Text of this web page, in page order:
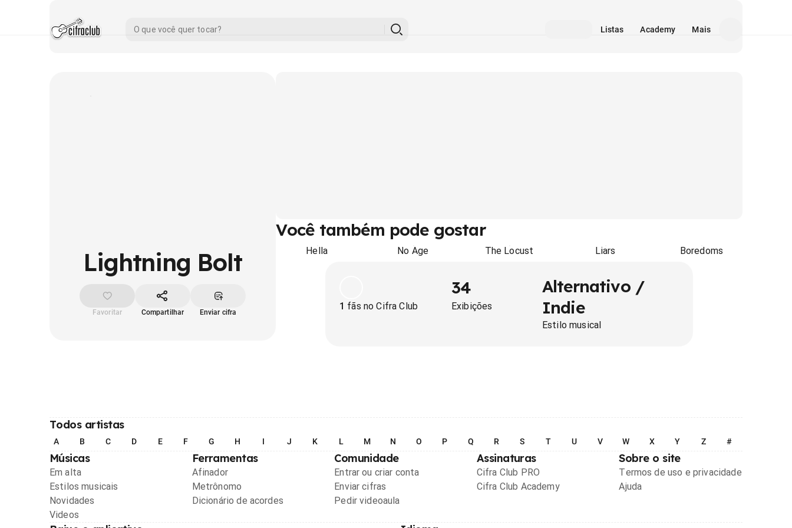
Listas Academy Mais
Lightning Bolt
Favoritar Compartilhar Enviar cifra
Você também pode gostar
Hella No Age The Locust Liars Boredoms
1 fãs no Cifra Club
34
Exibições
Alternativo /
Indie
Estilo musical
Todos artistas
A B C D E F G H I J K L M N O P Q R S T U V W X Y Z #
Músicas
Em alta
Estilos musicais
Novidades
Videos
Ferramentas
Afinador
Metrônomo
Dicionário de acordes
Comunidade
Entrar ou criar conta
Enviar cifras
Pedir videoaula
Assinaturas
Cifra Club PRO
Cifra Club Academy
Sobre o site
Termos de uso e privacidade
Ajuda